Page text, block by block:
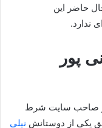
حاضر این
ندارد.
پور
و صاحب سایت شرط
یکی از دوستانش نیلی